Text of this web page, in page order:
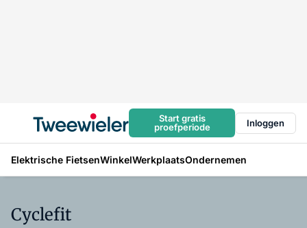
Start gratis
proefperiode
Inloggen
Elektrische FietsenWinkelWerkplaatsOndernemen
Cyclefit